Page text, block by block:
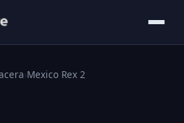
›Mexico Rex 2